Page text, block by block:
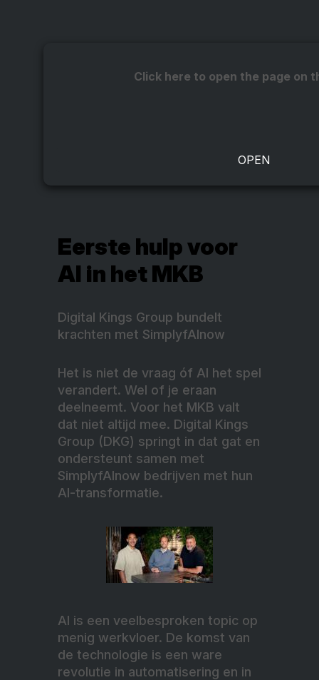
Click here to open the page on
Eerste hulp voor
AI in het MKB
Digital Kings Group bundelt
krachten met SimplyfAInow
Het is niet de vraag óf AI het spel
verandert. Wel of je eraan
deelneemt. Voor het MKB valt
dat niet altijd mee. Digital Kings
Group (DKG) springt in dat gat en
ondersteunt samen met
SimplyfAInow bedrijven met hun
AI-transformatie.
AI is een veelbesproken topic op
menig werkvloer. De komst van
de technologie is een ware
revolutie in automatisering en in